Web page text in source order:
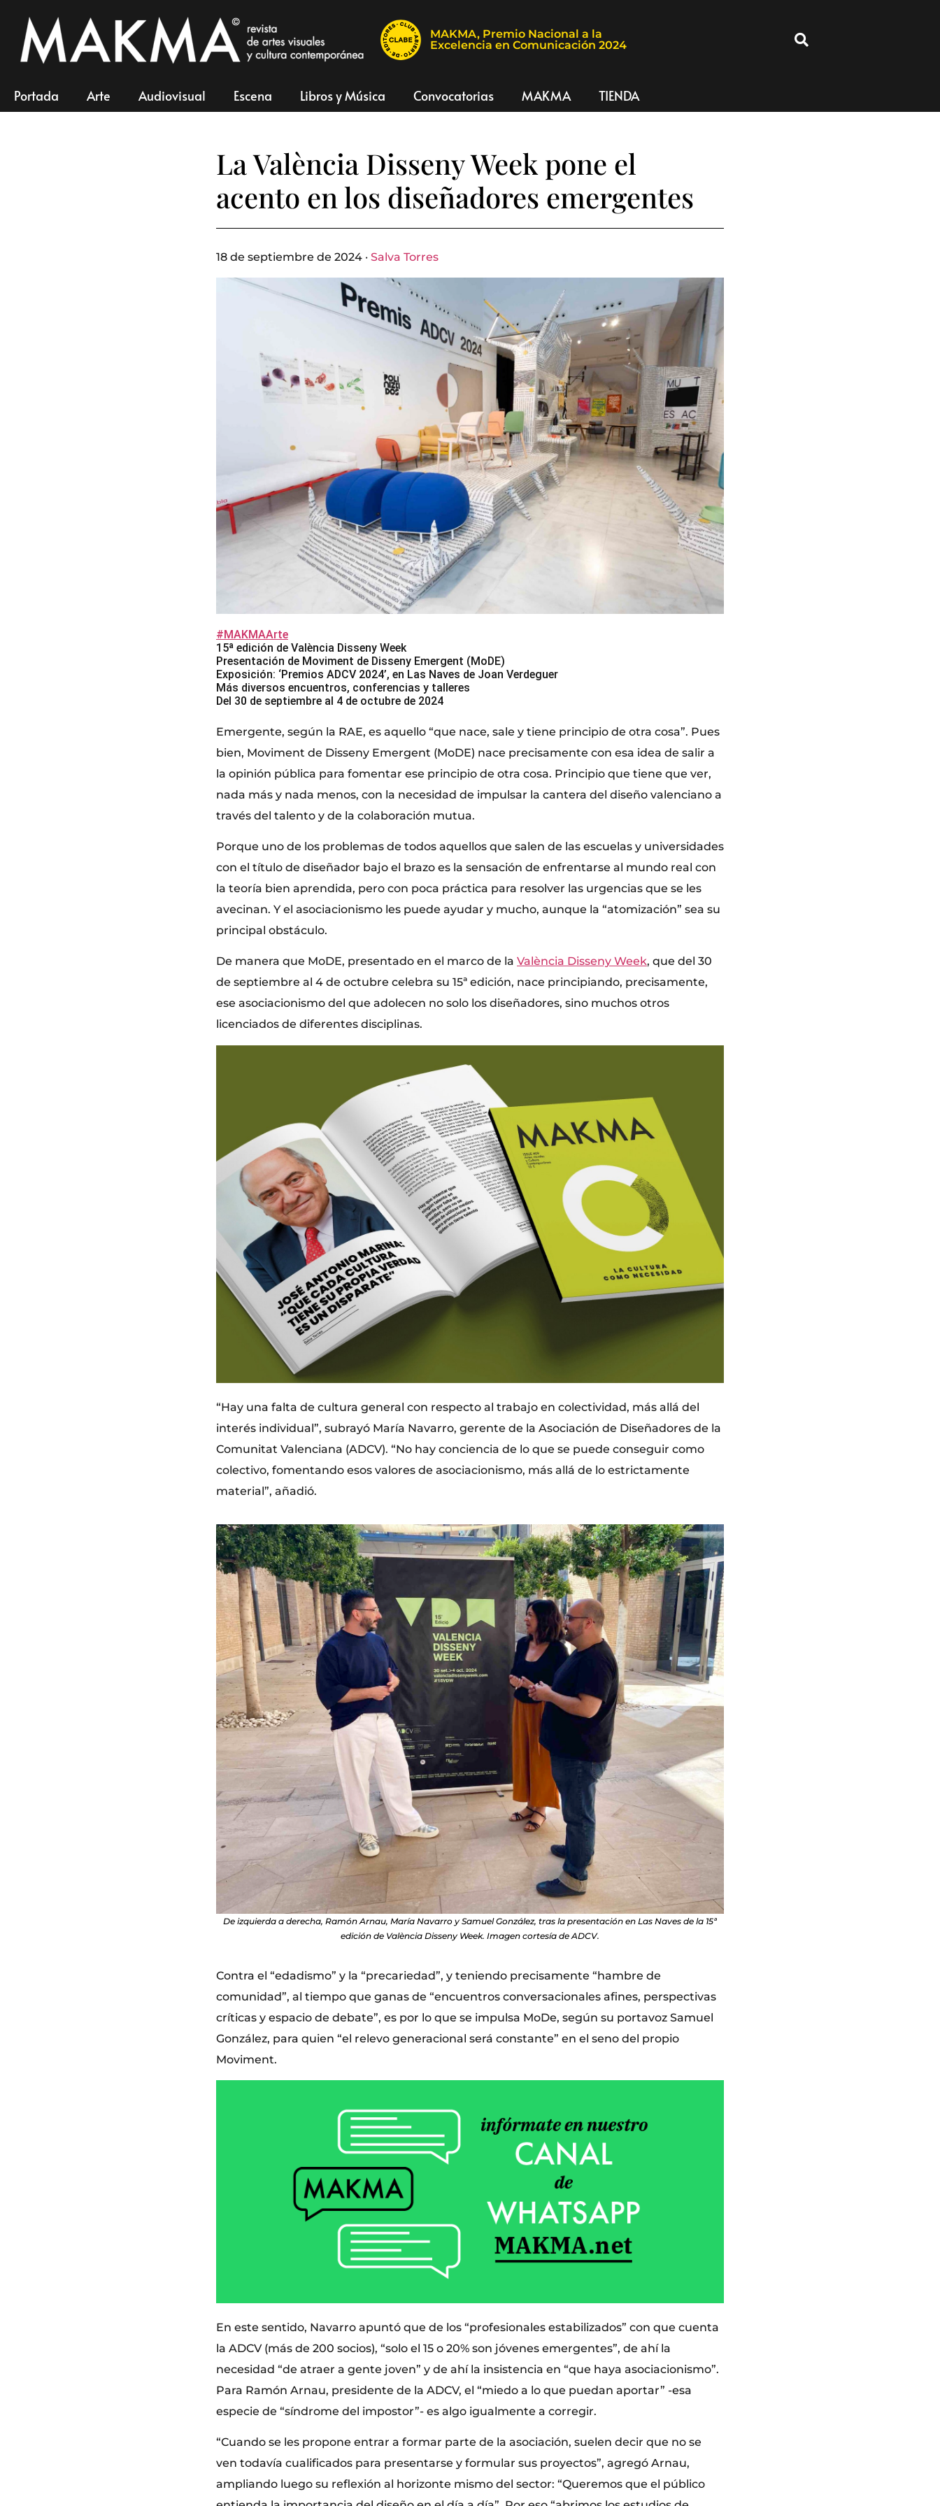
MAKMA, Premio Nacional a la
Excelencia en Comunicación 2024
Portada Arte Audiovisual Escena Libros y Música Convocatorias MAKMA TIENDA
La València Disseny Week pone el
acento en los diseñadores emergentes
18 de septiembre de 2024 · Salva Torres
#MAKMAArte
15ª edición de València Disseny Week
Presentación de Moviment de Disseny Emergent (MoDE)
Exposición: ‘Premios ADCV 2024’, en Las Naves de Joan Verdeguer
Más diversos encuentros, conferencias y talleres
Del 30 de septiembre al 4 de octubre de 2024
Emergente, según la RAE, es aquello “que nace, sale y tiene principio de otra cosa”. Pues
bien, Moviment de Disseny Emergent (MoDE) nace precisamente con esa idea de salir a
la opinión pública para fomentar ese principio de otra cosa. Principio que tiene que ver,
nada más y nada menos, con la necesidad de impulsar la cantera del diseño valenciano a
través del talento y de la colaboración mutua.
Porque uno de los problemas de todos aquellos que salen de las escuelas y universidades
con el título de diseñador bajo el brazo es la sensación de enfrentarse al mundo real con
la teoría bien aprendida, pero con poca práctica para resolver las urgencias que se les
avecinan. Y el asociacionismo les puede ayudar y mucho, aunque la “atomización” sea su
principal obstáculo.
De manera que MoDE, presentado en el marco de la València Disseny Week, que del 30
de septiembre al 4 de octubre celebra su 15ª edición, nace principiando, precisamente,
ese asociacionismo del que adolecen no solo los diseñadores, sino muchos otros
licenciados de diferentes disciplinas.
“Hay una falta de cultura general con respecto al trabajo en colectividad, más allá del
interés individual”, subrayó María Navarro, gerente de la Asociación de Diseñadores de la
Comunitat Valenciana (ADCV). “No hay conciencia de lo que se puede conseguir como
colectivo, fomentando esos valores de asociacionismo, más allá de lo estrictamente
material”, añadió.
De izquierda a derecha, Ramón Arnau, María Navarro y Samuel González, tras la presentación en Las Naves de la 15ª
edición de València Disseny Week. Imagen cortesía de ADCV.
Contra el “edadismo” y la “precariedad”, y teniendo precisamente “hambre de
comunidad”, al tiempo que ganas de “encuentros conversacionales afines, perspectivas
críticas y espacio de debate”, es por lo que se impulsa MoDe, según su portavoz Samuel
González, para quien “el relevo generacional será constante” en el seno del propio
Moviment.
En este sentido, Navarro apuntó que de los “profesionales estabilizados” con que cuenta
la ADCV (más de 200 socios), “solo el 15 o 20% son jóvenes emergentes”, de ahí la
necesidad “de atraer a gente joven” y de ahí la insistencia en “que haya asociacionismo”.
Para Ramón Arnau, presidente de la ADCV, el “miedo a lo que puedan aportar” -esa
especie de “síndrome del impostor”- es algo igualmente a corregir.
“Cuando se les propone entrar a formar parte de la asociación, suelen decir que no se
ven todavía cualificados para presentarse y formular sus proyectos”, agregó Arnau,
ampliando luego su reflexión al horizonte mismo del sector: “Queremos que el público